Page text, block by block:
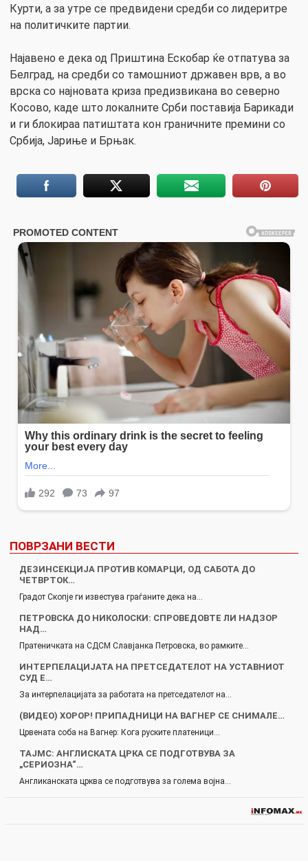
Курти, а за утре се предвидени средби со лидеритре
на политичките партии.
Најавено е дека од Приштина Ескобар ќе отпатува за
Белград, на средби со тамошниот државен врв, а во
врска со најновата криза предизвикана во северно
Косово, каде што локалните Срби поставија Барикади
и ги блокираа патиштата кон граничните премини со
Србија, Јариње и Брњак.
ПОВРЗАНИ ВЕСТИ
ДЕЗИНСЕКЦИЈА ПРОТИВ КОМАРЦИ, ОД САБОТА ДО
ЧЕТВРТОК…
Градот Скопје ги известува граѓаните дека на…
ПЕТРОВСКА ДО НИКОЛОСКИ: СПРОВЕДОВТЕ ЛИ НАДЗОР
НАД…
Пратеничката на СДСМ Славјанка Петровска, во рамките…
ИНТЕРПЕЛАЦИЈАТА НА ПРЕТСЕДАТЕЛОТ НА УСТАВНИОТ
СУД Е…
За интерпелацијата за работата на претседателот на…
(ВИДЕО) ХОРОР! ПРИПАДНИЦИ НА ВАГНЕР СЕ СНИМАЛЕ…
Црвената соба на Вагнер: Кога руските платеници…
ТАЈМС: АНГЛИСКАТА ЦРКА СЕ ПОДГОТВУВА ЗА
„СЕРИОЗНА“…
Англиканската црква се подготвува за голема војна…